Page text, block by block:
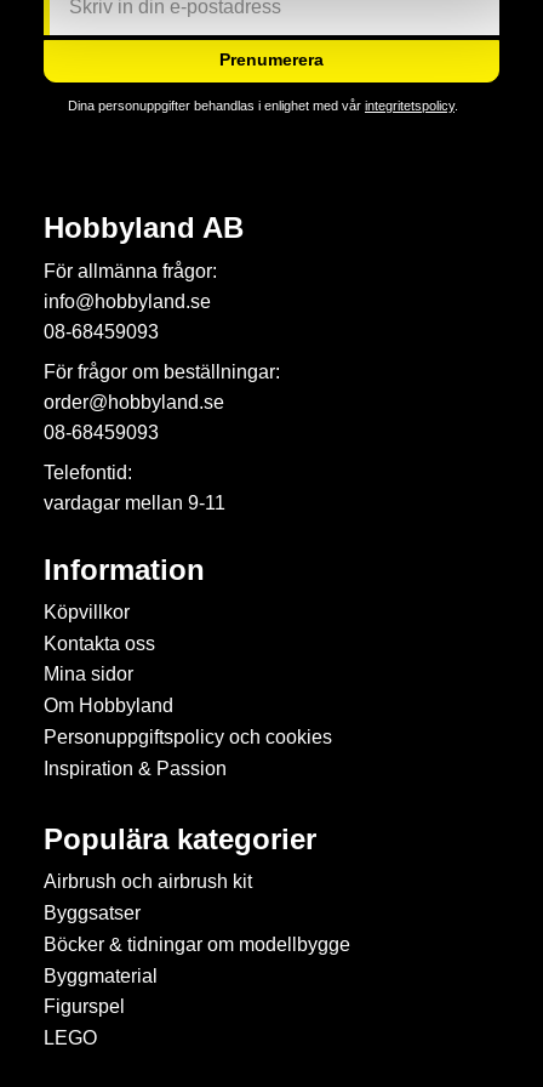
Prenumerera
Dina personuppgifter behandlas i enlighet med vår integritetspolicy.
Hobbyland AB
För allmänna frågor:
info@hobbyland.se
08-68459093
För frågor om beställningar:
order@hobbyland.se
08-68459093
Telefontid:
vardagar mellan 9-11
Information
Köpvillkor
Kontakta oss
Mina sidor
Om Hobbyland
Personuppgiftspolicy och cookies
Inspiration & Passion
Populära kategorier
Airbrush och airbrush kit
Byggsatser
Böcker & tidningar om modellbygge
Byggmaterial
Figurspel
LEGO